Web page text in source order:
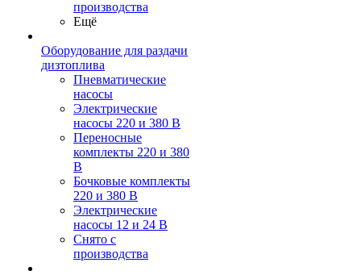
производства
Ещё
Оборудование для раздачи
дизтоплива
Пневматические
насосы
Электрические
насосы 220 и 380 В
Переносные
комплекты 220 и 380
В
Бочковые комплекты
220 и 380 В
Электрические
насосы 12 и 24 В
Снято с
производства